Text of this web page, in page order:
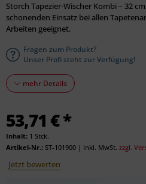
Storch Tapezier-Wischer Kombi – 32
schonenden Einsatz bei allen
Arbeiten geeignet.
Fragen zum Produkt?
Unser Profi steht zur Verfügung!
mehr Details
53,71 € *
Inhalt: 1 Stck.
Artikel-Nr.: ST-101900 | inkl. MwSt. zzgl.
Jetzt bewerten